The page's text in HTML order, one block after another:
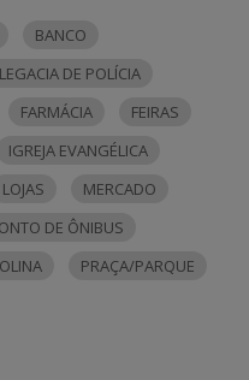
BANCO
DE POLÍCIA
FARMÁCIA
FEIRAS
IGREJA EVANGÉLICA
LOJAS
MERCADO
DE ÔNIBUS
PRAÇA/PARQUE